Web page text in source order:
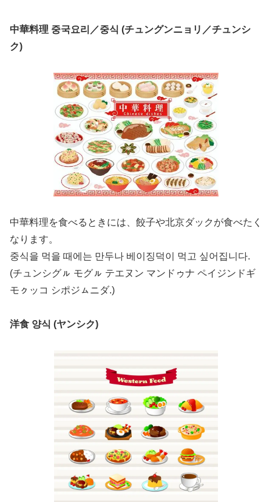
中華料理 중국요리／중식 (チュングンニョリ／チュンシ
ク)
中華料理を食べるときには、餃子や北京ダックが食べたく
なります。
중식을 먹을 때에는 만두나 베이징덕이 먹고 싶어집니다.
(チュンシグㇽ モグㇽ テエヌン マンドゥナ ペイジンドギ
モㇰッコ シポジㇺニダ.)
洋食 양식 (ヤンシク)